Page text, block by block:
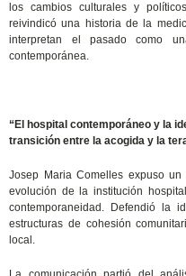
los cambios culturales y
reivindicó una historia de la
interpretan el pasado como
contemporánea.
“El hospital contemporáneo y la
transición entre la acogida y la
Josep Maria Comelles expuso
evolución de la institución
contemporaneidad. Defendió la
estructuras de cohesión
local.